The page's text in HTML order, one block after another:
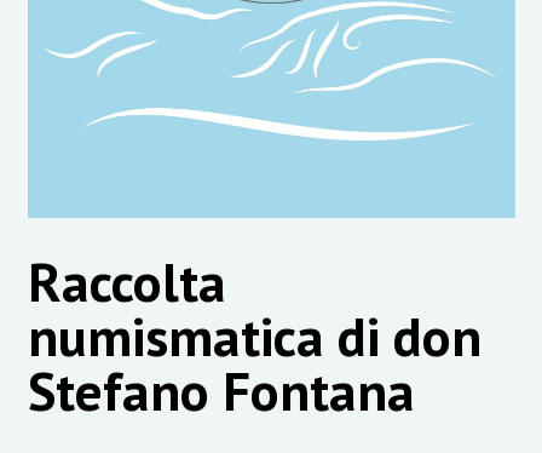
Raccolta
numismatica di don
Stefano Fontana